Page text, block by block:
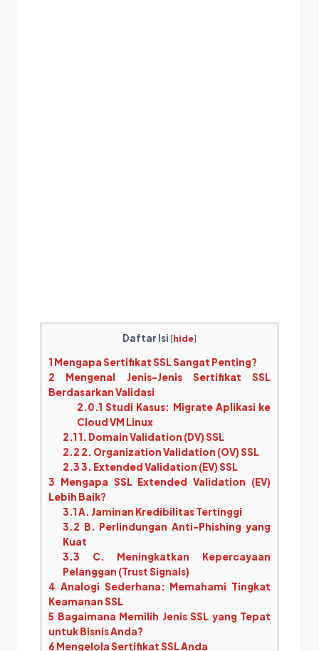
Daftar Isi [hide]
1 Mengapa Sertifikat SSL Sangat Penting?
2 Mengenal Jenis-Jenis Sertifikat SSL
Berdasarkan Validasi
2.0.1 Studi Kasus: Migrate Aplikasi ke
Cloud VM Linux
2.1 1. Domain Validation (DV) SSL
2.2 2. Organization Validation (OV) SSL
2.33. Extended Validation (EV) SSL
3 Mengapa SSL Extended Validation (EV)
Lebih Baik?
3.1A. Jaminan Kredibilitas Tertinggi
3.2 B. Perlindungan Anti-Phishing yang
Kuat
3.3 C. Meningkatkan Kepercayaan
Pelanggan (Trust Signals)
4 Analogi Sederhana: Memahami Tingkat
Keamanan SSL
5 Bagaimana Memilih Jenis SSL yang Tepat
untuk Bisnis Anda?
6 Mengelola Sertifikat SSL Anda